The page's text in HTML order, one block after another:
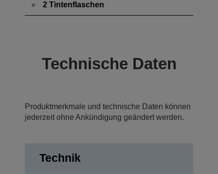
2 Tintenflaschen
Technische Daten
Produktmerkmale und technische Daten können
jederzeit ohne Ankündigung geändert werden.
Technik